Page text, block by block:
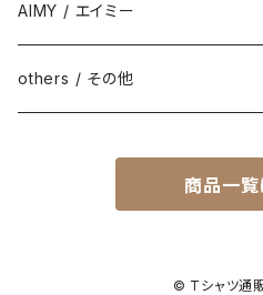
AIMY / エイミー
others / その他
商品一覧
© Tシャツ通